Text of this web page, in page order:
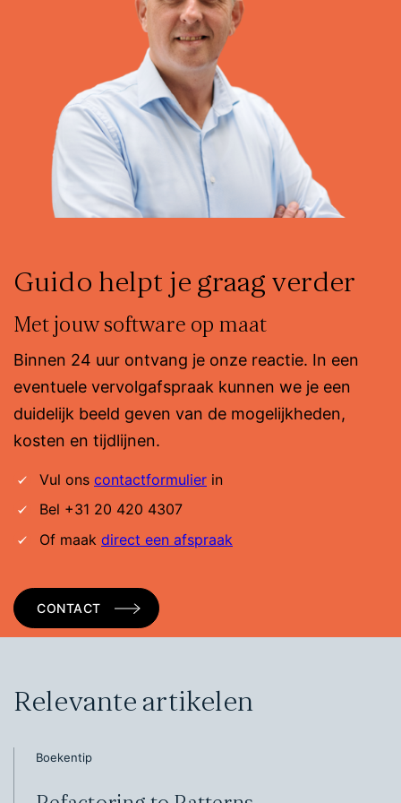
Guido helpt je graag verder
Met jouw software op maat
Binnen 24 uur ontvang je onze reactie. In een
eventuele vervolgafspraak kunnen we je een
duidelijk beeld geven van de mogelijkheden,
kosten en tijdlijnen.
Vul ons contactformulier in
Bel +31 20 420 4307
Of maak direct een afspraak
CONTACT
Relevante artikelen
Boekentip